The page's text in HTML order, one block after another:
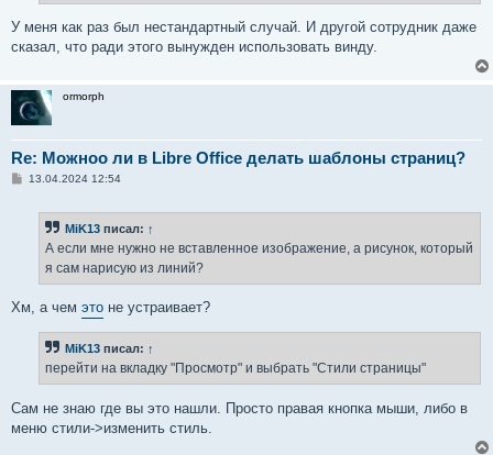
У меня как раз был нестандартный случай. И другой сотрудник даже
сказал, что ради этого вынужден использовать винду.
ormorph
Re: Можноо ли в Libre Office делать шаблоны страниц?
С13.04.2024 12:54
MiK13 писал: ↑
А если мне нужно не вставленное изображение, а рисунок, который
я сам нарисую из линий?
Хм, а чем это не устраивает?
MiK13 писал: ↑
перейти на вкладку "Просмотр" и выбрать "Стили страницы"
Сам не знаю где вы это нашли. Просто правая кнопка мыши, либо в
меню стили->изменить стиль.